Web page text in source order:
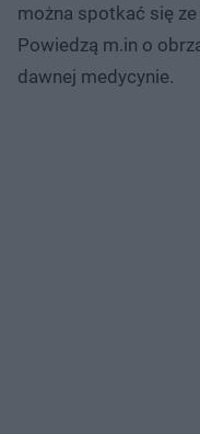
można spotkać się
Powiedzą m.in o
dawnej medycynie.